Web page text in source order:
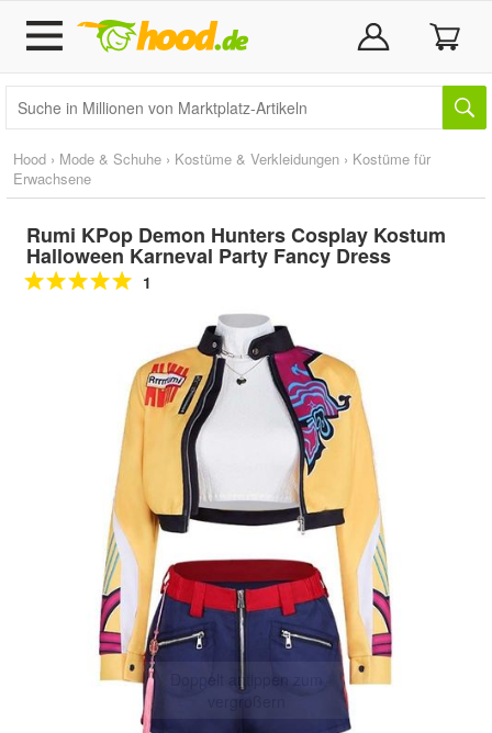
Hood › Mode & Schuhe › Kostüme & Verkleidungen › Kostüme für
Erwachsene
Rumi KPop Demon Hunters Cosplay Kostum
Halloween Karneval Party Fancy Dress
1
Doppelt antippen zum
vergrößern